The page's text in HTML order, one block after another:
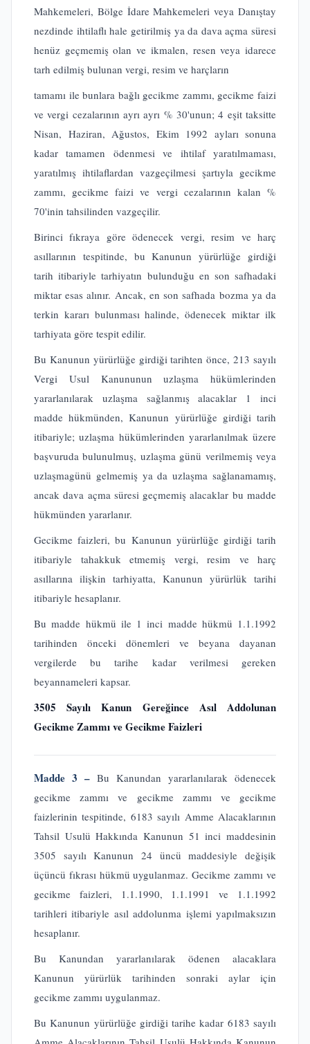
Mahkemeleri, Bölge İdare Mahkemeleri veya Danıştay
nezdinde ihtilaflı hale getirilmiş ya da dava açma süresi
henüz geçmemiş olan ve ikmalen, resen veya idarece
tarh edilmiş bulunan vergi, resim ve harçların
tamamı ile bunlara bağlı gecikme zammı, gecikme faizi
ve vergi cezalarının ayrı ayrı % 30'unun; 4 eşit taksitte
Nisan, Haziran, Ağustos, Ekim 1992 ayları sonuna
kadar tamamen ödenmesi ve ihtilaf yaratılmaması,
yaratılmış ihtilaflardan vazgeçilmesi şartıyla gecikme
zammı, gecikme faizi ve vergi cezalarının kalan %
70'inin tahsilinden vazgeçilir.
Birinci fıkraya göre ödenecek vergi, resim ve harç
asıllarının tespitinde, bu Kanunun yürürlüğe girdiği
tarih itibariyle tarhiyatın bulunduğu en son safhadaki
miktar esas alınır. Ancak, en son safhada bozma ya da
terkin kararı bulunması halinde, ödenecek miktar ilk
tarhiyata göre tespit edilir.
Bu Kanunun yürürlüğe girdiği tarihten önce, 213 sayılı
Vergi Usul Kanununun uzlaşma hükümlerinden
yararlanılarak uzlaşma sağlanmış alacaklar 1 inci
madde hükmünden, Kanunun yürürlüğe girdiği tarih
itibariyle; uzlaşma hükümlerinden yararlanılmak üzere
başvuruda bulunulmuş, uzlaşma günü verilmemiş veya
uzlaşmagünü gelmemiş ya da uzlaşma sağlanamamış,
ancak dava açma süresi geçmemiş alacaklar bu madde
hükmünden yararlanır.
Gecikme faizleri, bu Kanunun yürürlüğe girdiği tarih
itibariyle tahakkuk etmemiş vergi, resim ve harç
asıllarına ilişkin tarhiyatta, Kanunun yürürlük tarihi
itibariyle hesaplanır.
Bu madde hükmü ile 1 inci madde hükmü 1.1.1992
tarihinden önceki dönemleri ve beyana dayanan
vergilerde bu tarihe kadar verilmesi gereken
beyannameleri kapsar.
3505 Sayılı Kanun Gereğince Asıl Addolunan
Gecikme Zammı ve Gecikme Faizleri
Madde 3 – Bu Kanundan yararlanılarak ödenecek
gecikme zammı ve gecikme zammı ve gecikme
faizlerinin tespitinde, 6183 sayılı Amme Alacaklarının
Tahsil Usulü Hakkında Kanunun 51 inci maddesinin
3505 sayılı Kanunun 24 üncü maddesiyle değişik
üçüncü fıkrası hükmü uygulanmaz. Gecikme zammı ve
gecikme faizleri, 1.1.1990, 1.1.1991 ve 1.1.1992
tarihleri itibariyle asıl addolunma işlemi yapılmaksızın
hesaplanır.
Bu Kanundan yararlanılarak ödenen alacaklara
Kanunun yürürlük tarihinden sonraki aylar için
gecikme zammı uygulanmaz.
Bu Kanunun yürürlüğe girdiği tarihe kadar 6183 sayılı